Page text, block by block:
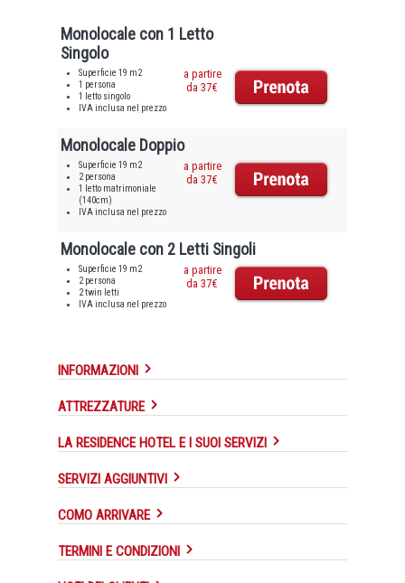
Monolocale con 1 Letto
Singolo
Superficie 19 m2
1 persona
1 letto singolo
IVA inclusa nel prezzo
a partire
da 37€
Monolocale Doppio
Superficie 19 m2
2 persona
1 letto matrimoniale
(140cm)
IVA inclusa nel prezzo
a partire
da 37€
Monolocale con 2 Letti Singoli
Superficie 19 m2
2 persona
2 twin letti
IVA inclusa nel prezzo
a partire
da 37€
INFORMAZIONI
ATTREZZATURE
LA RESIDENCE HOTEL E I SUOI SERVIZI
SERVIZI AGGIUNTIVI
COMO ARRIVARE
TERMINI E CONDIZIONI